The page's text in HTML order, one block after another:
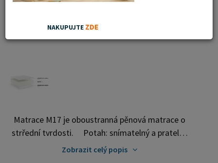
Matrace M17 je oboustranná pěnová matrace o
strřední tvrdosti. Potah: snímatelný a pratelný
Zobrazit celý popis
NAKUPUJTE ZDE